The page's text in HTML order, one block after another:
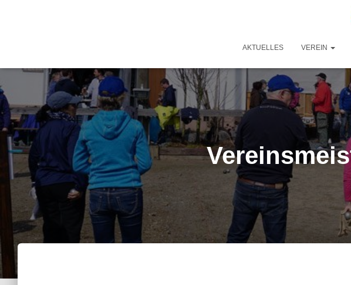
AKTUELLES VEREIN